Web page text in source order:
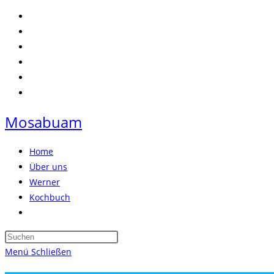
Zum
Inhalt
springen
Mosabuam
Home
Über uns
Werner
Kochbuch
umschalten
Press
Menü Schließen